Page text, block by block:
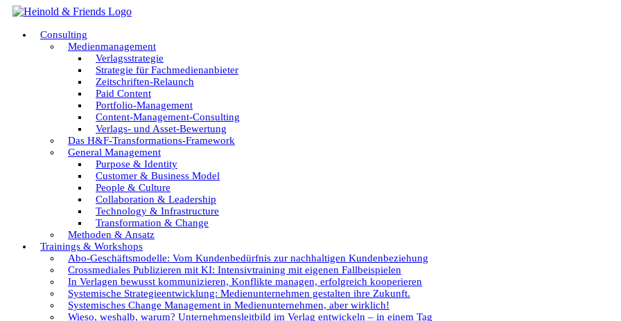
Zum
springenConsulting
Medienmanagement
Verlagsstrategie
Strategie für Fachmedienanbieter
Zeitschriften-Relaunch
Paid Content
Portfolio-Management
Content-Management-Consulting
Verlags- und Asset-Bewertung
Das H&F-Transformations-Framework
General Management
Purpose & Identity
Customer & Business Model
People & Culture
Collaboration & Leadership
Technology & Infrastructure
Transformation & Change
Methoden & Ansatz
Trainings & Workshops
Abo-Geschäftsmodelle: Vom Kundenbedürfnis zur nachhaltigen Kundenbeziehung
Crossmediales Publizieren mit KI: Intensivtraining mit eigenen Fallbeispielen
In Verlagen bewusst kommunizieren, Konflikte managen, erfolgreich kooperieren
Systemische Strategieentwicklung: Medienunternehmen gestalten ihre Zukunft.
Systemisches Change Management in Medienunternehmen, aber wirklich!
Wieso, weshalb, warum? Unternehmensleitbild im Verlag entwickeln – in einem Tag